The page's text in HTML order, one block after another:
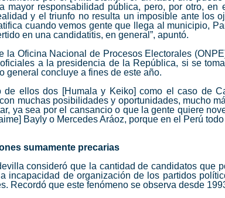
mayor responsabilidad pública, pero, por otro,
y el triunfo no resulta un imposible ante los
cuando vemos gente que llega al municipio,
en una candidatitis, en general”, apuntó.
la Oficina Nacional de Procesos Electorales
a la presidencia de la República, si se
general concluye a fines de este año.
de ellos dos [Humala y Keiko] como el caso de
muchas posibilidades y oportunidades, mucho
ya sea por el cansancio o que la gente quiere
Bayly o Mercedes Aráoz, porque en el Perú
sumamente precarias
consideró que la cantidad de candidatos que
incapacidad de organización de los partidos
Recordó que este fenómeno se observa desde